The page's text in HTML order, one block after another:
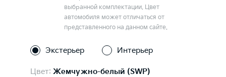
выбранной комплектации. Цвет
автомобиля может отличаться от
представленного на данном сайте.
Экстерьер Интерьер
Цвет: Жемчужно-белый (SWP)